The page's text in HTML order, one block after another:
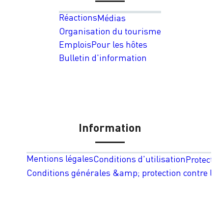
RéactionsMédias
Organisation du tourisme
EmploisPour les hôtes
Bulletin d'information
Information
Mentions légalesConditions d'utilisation
Conditions générales &amp; protection contre